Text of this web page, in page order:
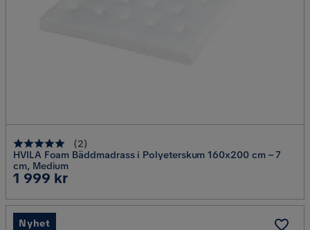
(2)
HVILA Foam Bäddmadrass i Polyeterskum 160x200 cm – 7
cm, Medium
Pris
1 999 kr
Nyhet